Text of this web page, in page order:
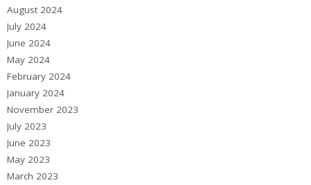
August 2024
July 2024
June 2024
May 2024
February 2024
January 2024
November 2023
July 2023
June 2023
May 2023
March 2023